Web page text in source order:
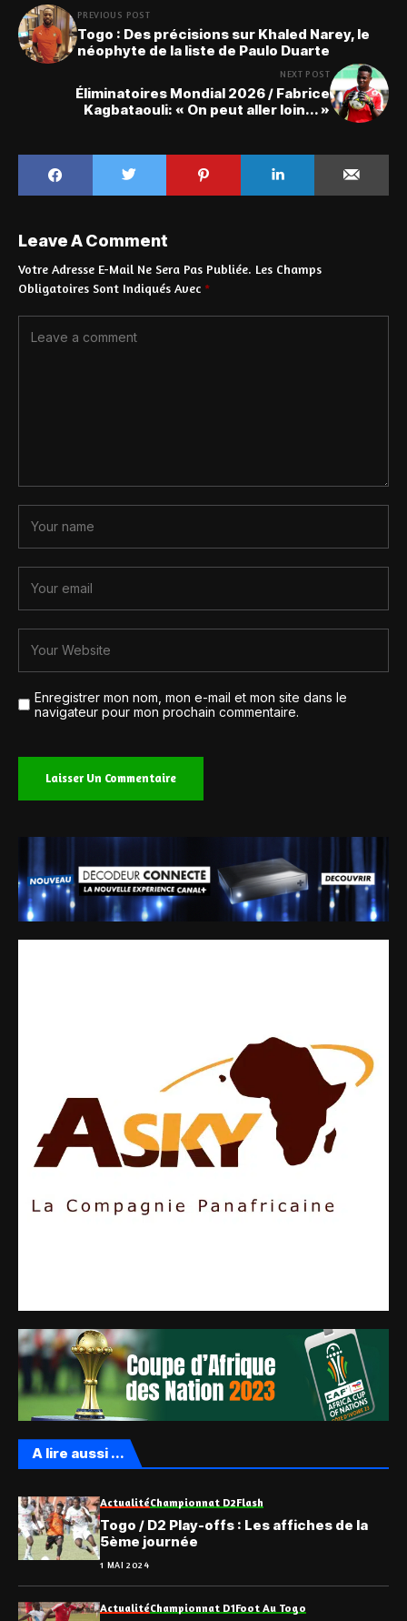
PREVIOUS POST
Togo : Des précisions sur Khaled Narey, le
néophyte de la liste de Paulo Duarte
NEXT POST
Éliminatoires Mondial 2026 / Fabrice
Kagbataouli: « On peut aller loin... »
Leave A Comment
Votre Adresse E-Mail Ne Sera Pas Publiée. Les Champs
Obligatoires Sont Indiqués Avec *
Enregistrer mon nom, mon e-mail et mon site dans le
navigateur pour mon prochain commentaire.
A lire aussi ...
ActualitéChampionnat D2Flash
Togo / D2 Play-offs : Les affiches de la
5ème journée
1 MAI 2024
ActualitéChampionnat D1Foot Au Togo